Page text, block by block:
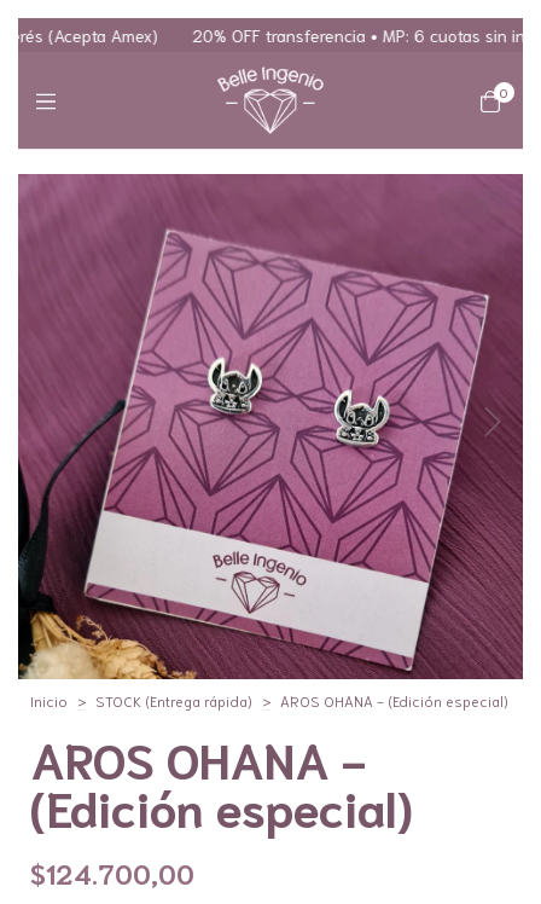
(Acepta Amex) 20% OFF transferencia • MP: 6 cuotas sin
0
Inicio > STOCK (Entrega rápida) > AROS OHANA - (Edición especial)
AROS OHANA -
(Edición especial)
$124.700,00